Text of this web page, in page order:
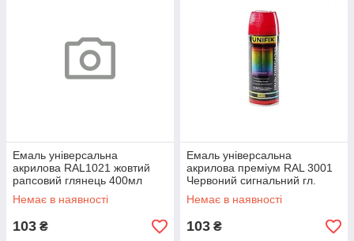
Емаль універсальна
акрилова RAL1021 жовтий
рапсовий глянець 400мл
UNIFIX
Немає в наявності
103 ₴
Емаль універсальна
акрилова преміум RAL 3001
Червоний сигнальний гл.
400мл UNIFIX
Немає в наявності
103 ₴